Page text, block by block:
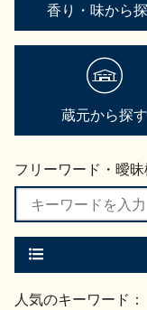
香り・味から
蔵元から探す
フリーワード・曖昧
人気のキーワード：